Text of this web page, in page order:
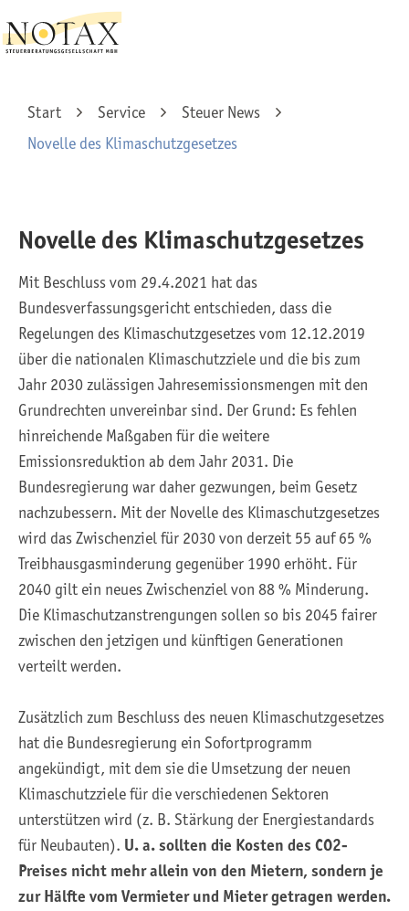
Start Service
Steuer News
Novelle des Klimaschutzgesetzes
Novelle des Klimaschutzgesetzes
Mit Beschluss vom 29.4.2021 hat das
Bundesverfassungsgericht entschieden, dass die
Regelungen des Klimaschutzgesetzes vom 12.12.2019
über die nationalen Klimaschutzziele und die bis zum
Jahr 2030 zulässigen Jahresemissionsmengen mit den
Grundrechten unvereinbar sind. Der Grund: Es fehlen
hinreichende Maßgaben für die weitere
Emissionsreduktion ab dem Jahr 2031. Die
Bundesregierung war daher gezwungen, beim Gesetz
nachzubessern. Mit der Novelle des Klimaschutzgesetzes
wird das Zwischenziel für 2030 von derzeit 55 auf 65 %
Treibhausgasminderung gegenüber 1990 erhöht. Für
2040 gilt ein neues Zwischenziel von 88 % Minderung.
Die Klimaschutzanstrengungen sollen so bis 2045 fairer
zwischen den jetzigen und künftigen Generationen
verteilt werden.
Zusätzlich zum Beschluss des neuen Klimaschutzgesetzes
hat die Bundesregierung ein Sofortprogramm
angekündigt, mit dem sie die Umsetzung der neuen
Klimaschutzziele für die verschiedenen Sektoren
unterstützen wird (z. B. Stärkung der Energiestandards
für Neubauten). U. a. sollten die Kosten des CO2-
Preises nicht mehr allein von den Mietern, sondern je
zur Hälfte vom Vermieter und Mieter getragen werden.